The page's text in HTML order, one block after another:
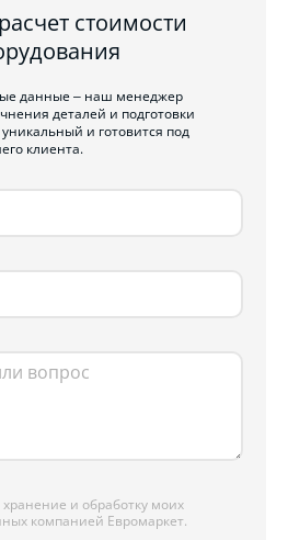
стоимости
данные – наш менеджер
деталей и подготовки
и готовится под
клиента.
и обработку моих
компанией Евромаркет.